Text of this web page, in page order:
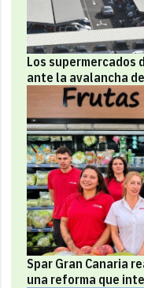
Los supermercados
ante la avalancha
Spar Gran Canaria
una reforma que